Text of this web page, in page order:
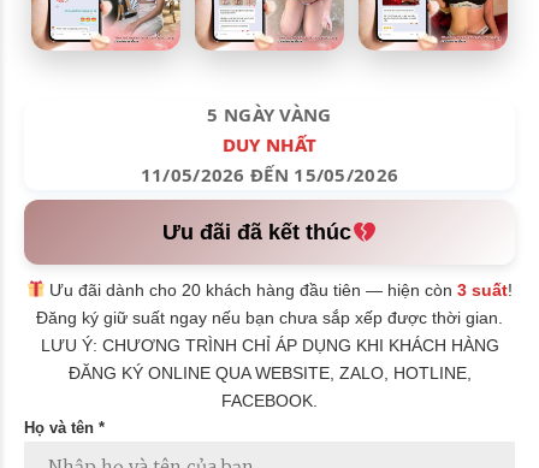
5 NGÀY VÀNG
DUY NHẤT
11/05/2026 ĐẾN 15/05/2026
Ưu đãi đã kết thúc
Ưu đãi dành cho 20 khách hàng đầu tiên — hiện còn3 suất!
Đăng ký giữ suất ngay nếu bạn chưa sắp xếp được thời gian.
LƯU Ý: CHƯƠNG TRÌNH CHỈ ÁP DỤNG KHI KHÁCH HÀNG
ĐĂNG KÝ ONLINE QUA WEBSITE, ZALO, HOTLINE,
FACEBOOK.
Họ và tên *